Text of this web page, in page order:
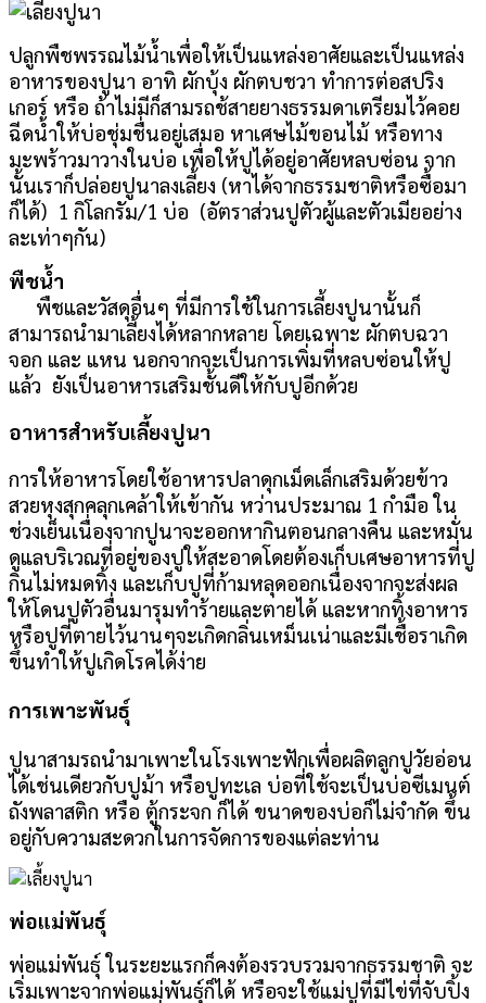
ปลูกพืชพรรณไม้น้ำเพื่อให้เป็นแหล่งอาศัยและเป็นแหล่ง
อาหารของปูนา อาทิ ผักบุ้ง ผักตบชวา ทำการต่อสปริง
เกอร์ หรือ ถ้าไม่มีก็สามรถช้สายยางธรรมดาเตรียมไว้คอย
ฉีดน้ำให้บ่อชุ่มชื่นอยู่เสมอ หาเศษไม้ขอนไม้ หรือทาง
มะพร้าวมาวางในบ่อ เพื่อให้ปูได้อยู่อาศัยหลบซ่อน จาก
นั้นเราก็ปล่อยปูนาลงเลี้ยง (หาได้จากธรรมชาติหรือซื้อมา
ก็ได้) 1 กิโลกรัม/1 บ่อ (อัตราส่วนปูตัวผู้และตัวเมียอย่าง
ละเท่าๆกัน)
พืชน้ำ
พืชและวัสดุอื่นๆ ที่มีการใช้ในการเลี้ยงปูนานั้นก็
สามารถนำมาเลี้ยงได้หลากหลาย โดยเฉพาะ ผักตบฉวา
จอก และ แหน นอกจากจะเป็นการเพิ่มที่หลบซ่อนให้ปู
แล้ว ยังเป็นอาหารเสริมชั้นดีให้กับปูอีกด้วย
อาหารสำหรับเลี้ยงปูนา
การให้อาหารโดยใช้อาหารปลาดุกเม็ดเล็กเสริมด้วยข้าว
สวยหุงสุกคลุกเคล้าให้เข้ากัน หว่านประมาณ 1 กำมือ ใน
ช่วงเย็นเนื่องจากปูนาจะออกหากินตอนกลางคืน และหมั่น
ดูแลบริเวณที่อยู่ของปูให้สะอาดโดยต้องเก็บเศษอาหารที่ปู
กินไม่หมดทิ้ง และเก็บปูที่ก้ามหลุดออกเนื่องจากจะส่งผล
ให้โดนปูตัวอื่นมารุมทำร้ายและตายได้ และหากทิ้งอาหาร
หรือปูที่ตายไว้นานๆจะเกิดกลิ่นเหม็นเน่าและมีเชื้อราเกิด
ขึ้นทำให้ปูเกิดโรคได้ง่าย
การเพาะพันธุ์
ปูนาสามรถนำมาเพาะในโรงเพาะฟักเพื่อผลิตลูกปูวัยอ่อน
ได้เช่นเดียวกับปูม้า หรือปูทะเล บ่อที่ใช้จะเป็นบ่อซีเมนต์
ถังพลาสติก หรือ ตู้กระจก ก็ได้ ขนาดของบ่อก็ไม่จำกัด ขึ้น
อยู่กับความสะดวกในการจัดการของแต่ละท่าน
พ่อแม่พันธุ์
พ่อแม่พันธุ์ ในระยะแรกก็คงต้องรวบรวมจากธรรมชาติ จะ
เริ่มเพาะจากพ่อแม่พันธุ์ก็ได้ หรือจะใช้แม่ปูที่มีไข่ที่จับปิ้ง